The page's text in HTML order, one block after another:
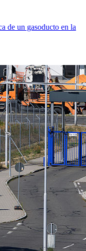
de un gasoducto en la